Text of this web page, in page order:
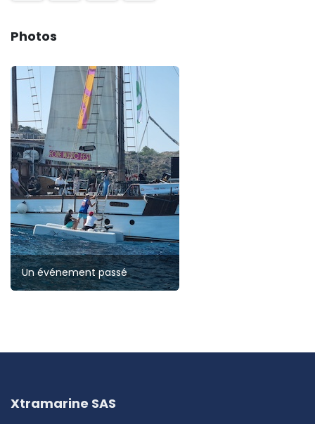
Photos
Un événement passé
Xtramarine SAS